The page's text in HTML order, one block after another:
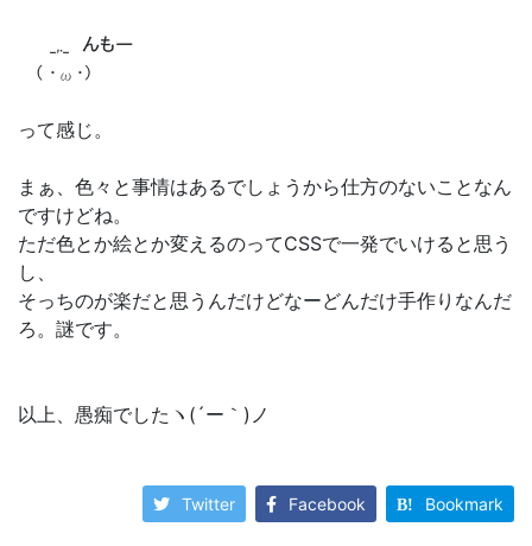
_,._ んもー
( ･ω･)
って感じ。
まぁ、色々と事情はあるでしょうから仕方のないことなん
ですけどね。
ただ色とか絵とか変えるのってCSSで一発でいけると思う
し、
そっちのが楽だと思うんだけどなーどんだけ手作りなんだ
ろ。謎です。
以上、愚痴でしたヽ(´ー｀)ノ
Twitter Facebook Bookmark